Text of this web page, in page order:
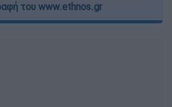
του www.ethnos.gr